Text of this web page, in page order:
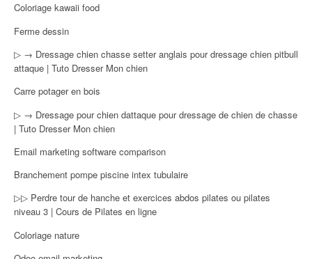
Coloriage kawaii food
Ferme dessin
▷ → Dressage chien chasse setter anglais pour dressage chien pitbull
attaque | Tuto Dresser Mon chien
Carre potager en bois
▷ → Dressage pour chien dattaque pour dressage de chien de chasse
| Tuto Dresser Mon chien
Email marketing software comparison
Branchement pompe piscine intex tubulaire
▷▷ Perdre tour de hanche et exercices abdos pilates ou pilates
niveau 3 | Cours de Pilates en ligne
Coloriage nature